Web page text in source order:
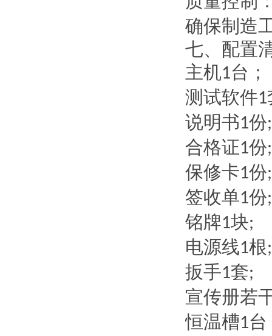
确保制造
七、配置
主机1台；
测试软件1
说明书1份;
合格证1份;
保修卡1份;
签收单1份;
铭牌1块;
电源线1根;
扳手1套;
宣传册若
恒温槽1台